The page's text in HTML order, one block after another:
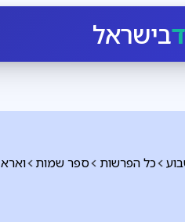
בישראל
וארא ספר שמות כל הפרשות